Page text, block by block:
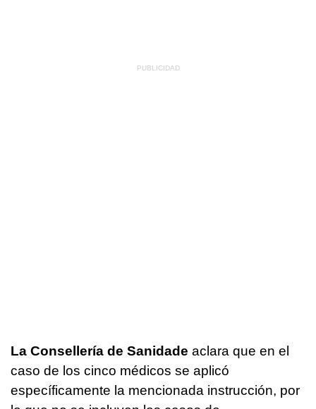
La Consellería de Sanidade aclara que en el
caso de los cinco médicos se aplicó
específicamente la mencionada instrucción, por